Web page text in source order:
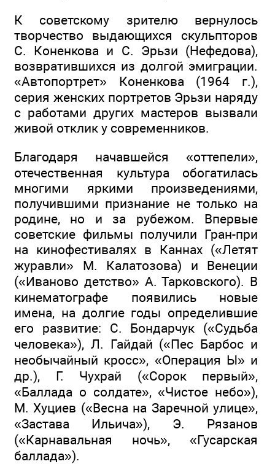
К советскому зрителю вернулось
творчество выдающихся скульпторов
С. Коненкова и С. Эрьзи (Нефедова),
возвратившихся из долгой эмиграции.
«Автопортрет» Коненкова (1964 г.),
серия женских портретов Эрьзи наряду
с работами других мастеров вызвали
живой отклик у современников.
Благодаря начавшейся «оттепели»,
отечественная культура обогатилась
многими яркими произведениями,
получившими признание не только на
родине, но и за рубежом. Впервые
советские фильмы получили Гран-при
на кинофестивалях в Каннах («Летят
журавли» М. Калатозова) и Венеции
(«Иваново детство» А. Тарковского). В
кинематографе появились новые
имена, на долгие годы определившие
его развитие: С. Бондарчук («Судьба
человека»), Л. Гайдай («Пес Барбос и
необычайный кросс», «Операция Ы» и
др.), Г. Чухрай («Сорок первый»,
«Баллада о солдате», «Чистое небо»),
М. Хуциев («Весна на Заречной улице»,
«Застава Ильича»), Э. Рязанов
(«Карнавальная ночь», «Гусарская
баллада»).